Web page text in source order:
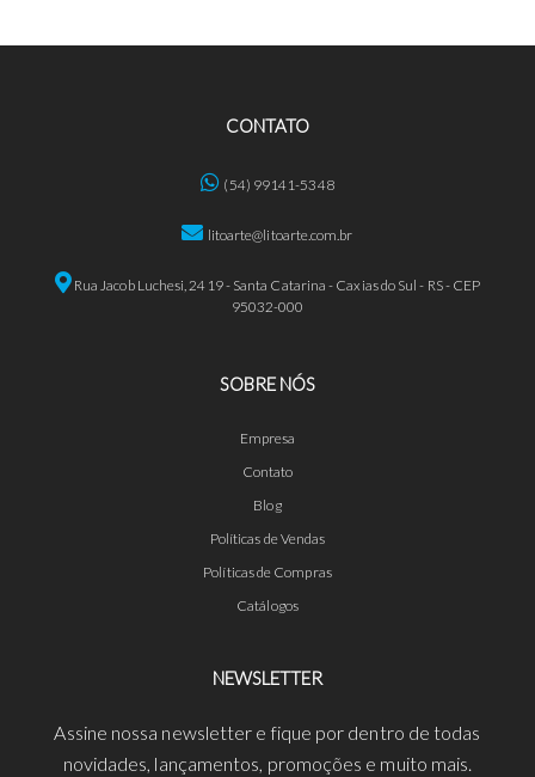
CONTATO
(54) 99141-5348
litoarte@litoarte.com.br
Rua Jacob Luchesi, 2419 - Santa Catarina - Caxias do Sul - RS - CEP
95032-000
SOBRE NÓS
Empresa
Contato
Blog
Políticas de Vendas
Políticas de Compras
Catálogos
NEWSLETTER
Assine nossa newsletter e fique por dentro de todas
novidades, lançamentos, promoções e muito mais.